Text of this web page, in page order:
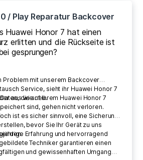
/ Play Reparatur Backcover
Huawei Honor 7 hat einen
erlitten und die Rückseite ist
gesprungen?
Problem mit unserem Backcover
Service, sieht ihr Huawei Honor 7
aus wie neu.
die auf Ihrem Huawei Honor 7
sind, gehen nicht verloren.
ist es sicher sinnvoll, eine Sicherung
bevor Sie Ihr Gerät zu uns
Erfahrung und hervorragend
Techniker garantieren einen
und gewissenhaften Umgang